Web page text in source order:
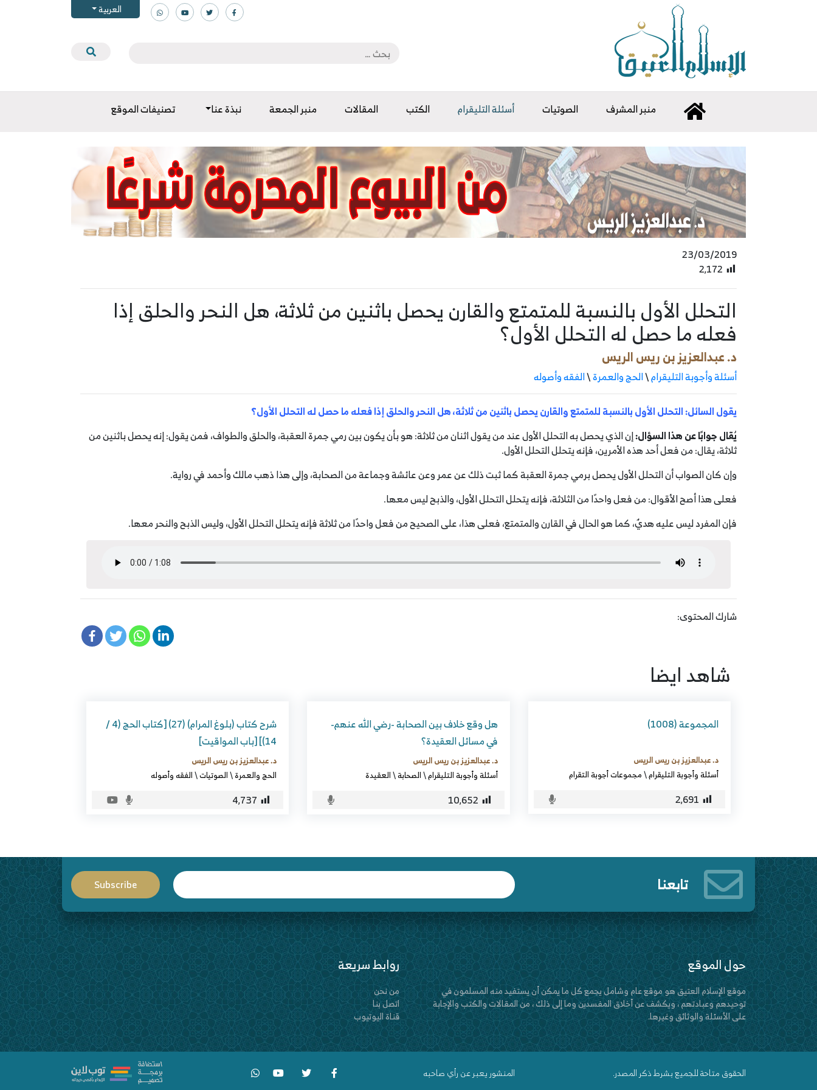
العربية
منبر المشرف الصوتيات أسئلة التليقرام الكتب المقالات منبر الجمعة نبذة عنا تصنيفات الموقع
23/03/2019
2٬172
التحلل الأول بالنسبة للمتمتع والقارن يحصل باثنين من ثلاثة، هل النحر والحلق إذا
فعله ما حصل له التحلل الأول؟
د. عبدالعزيز بن ريس الريس
أسئلة وأجوبة التليقرام\الحج والعمرة\الفقه وأصوله
يقول السائل: التحلل الأول بالنسبة للمتمتع والقارن يحصل باثنين من ثلاثة، هل النحر والحلق إذا فعله ما حصل له التحلل الأول؟
يُقال جوابًا عن هذا السؤال:إن الذي يحصل به التحلل الأول عند من يقول اثنان من ثلاثة: هو بأن يكون بين رمي جمرة العقبة، والحلق والطواف، فمن يقول: إنه يحصل باثنين من
ثلاثة، يقال: من فعل أحد هذه الأمرين، فإنه يتحلل التحلل الأول.
وإن كان الصواب أن التحلل الأول يحصل برمي جمرة العقبة كما ثبت ذلك عن عمر وعن عائشة وجماعة من الصحابة، وإلى هذا ذهب مالك وأحمد في رواية.
فعلى هذا أصح الأقوال: من فعل واحدًا من الثلاثة، فإنه يتحلل التحلل الأول، والذبح ليس معها.
فإن المفرد ليس عليه هديٌ، كما هو الحال في القارن والمتمتع، فعلى هذا، على الصحيح من فعل واحدًا من ثلاثة فإنه يتحلل التحلل الأول، وليس الذبح والنحر معها.
شارك المحتوى:
شاهد ايضا
المجموعة (1008)
د. عبدالعزيز بن ريس الريس
أسئلة وأجوبة التليقرام\مجموعات أجوبة التقرام
2٬691
هل وقع خلاف بين الصحابة -رضي الله عنهم-
في مسائل العقيدة؟
د. عبدالعزيز بن ريس الريس
أسئلة وأجوبة التليقرام\الصحابة\العقيدة
10٬652
شرح كتاب (بلوغ المرام) (27) [كتاب الحج (4 /
14)] [باب المواقيت]
د. عبدالعزيز بن ريس الريس
الحج والعمرة\الصوتيات\الفقه وأصوله
4٬737
تابعنا
حول الموقع
موقع الإسلام العتيق هو موقع عام وشامل يجمع كل ما يمكن أن يستفيد منه المسلمون في
توحيدهم وعبادتهم ، ويكشف عن أخلاق المفسدين وما إلى ذلك ، من المقالات والكتب والإجابة
على الأسئلة والوثائق وغيرها.
روابط سريعة
من نحن
اتصل بنا
قناة اليوتيوب
الحقوق متاحة للجميع بشرط ذكر المصدر. المنشور يعبر عن رأي صاحبه